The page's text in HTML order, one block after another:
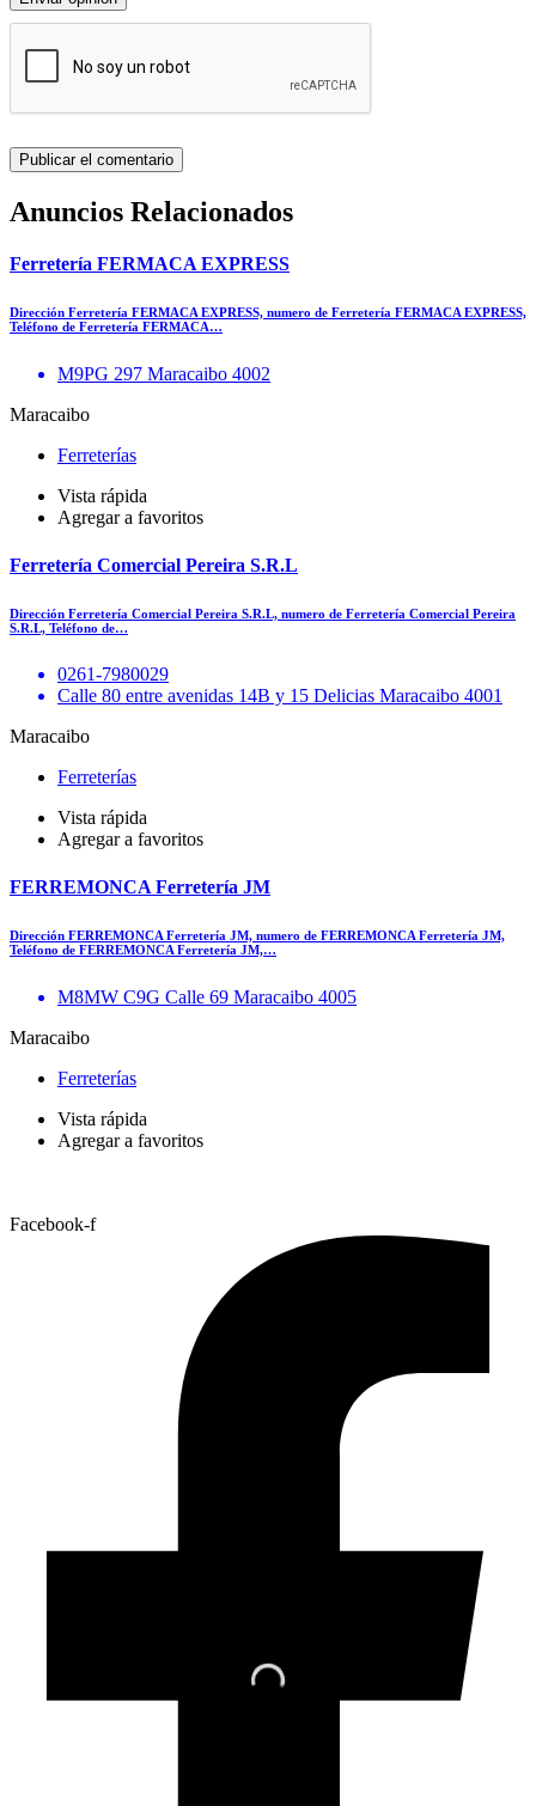
Anuncios Relacionados
Ferretería FERMACA EXPRESS
Dirección Ferretería FERMACA EXPRESS, numero de Ferretería FERMACA EXPRESS,
Teléfono de Ferretería FERMACA…
M9PG 297 Maracaibo 4002
Maracaibo
Ferreterías
Vista rápida
Agregar a favoritos
Ferretería Comercial Pereira S.R.L
Dirección Ferretería Comercial Pereira S.R.L, numero de Ferretería Comercial Pereira
S.R.L, Teléfono de…
0261-7980029
Calle 80 entre avenidas 14B y 15 Delicias Maracaibo 4001
Maracaibo
Ferreterías
Vista rápida
Agregar a favoritos
FERREMONCA Ferretería JM
Dirección FERREMONCA Ferretería JM, numero de FERREMONCA Ferretería JM,
Teléfono de FERREMONCA Ferretería JM,…
M8MW C9G Calle 69 Maracaibo 4005
Maracaibo
Ferreterías
Vista rápida
Agregar a favoritos
Facebook-f